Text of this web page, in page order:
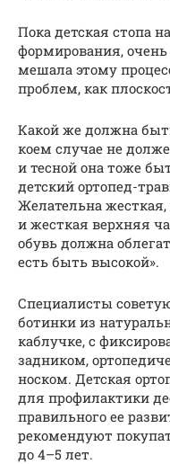
Пока детская стопа
формирования,
мешала этому
проблем, как
Какой же должна
коем случае не
и тесной она тоже
детский ортопед-
Желательна
и жесткая верхняя
обувь должна
есть быть высокой».
Специалисты
ботинки из
каблучке, с
задником,
носком. Детская
для профилактики
правильного ее
рекомендуют
до 4–5 лет.